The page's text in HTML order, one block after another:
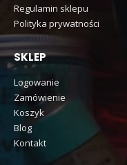
Regulamin sklepu
Polityka prywatności
SKLEP
Logowanie
Zamówienie
Koszyk
Blog
Kontakt